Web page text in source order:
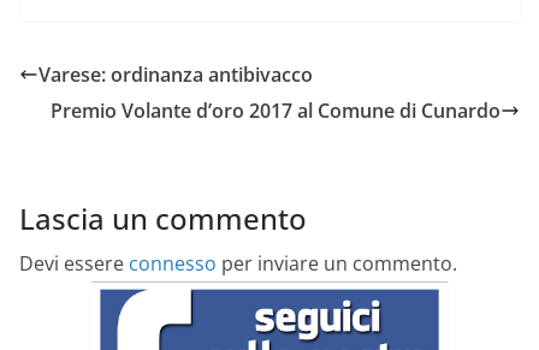
Varese: ordinanza antibivacco
Premio Volante d’oro 2017 al Comune di Cunardo
Lascia un commento
Devi essere connesso per inviare un commento.